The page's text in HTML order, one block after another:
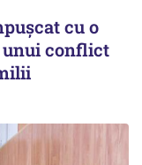
cu o
conflict